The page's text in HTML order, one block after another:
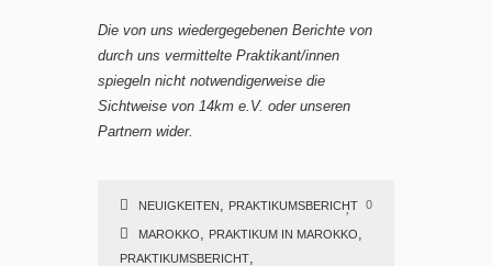
Die von uns wiedergegebenen Berichte von
durch uns vermittelte Praktikant/innen
spiegeln nicht notwendigerweise die
Sichtweise von 14km e.V. oder unseren
Partnern wider.
NEUIGKEITEN PRAKTIKUMSBERICHT
MAROKKO PRAKTIKUM IN MAROKKO
PRAKTIKUMSBERICHT
0